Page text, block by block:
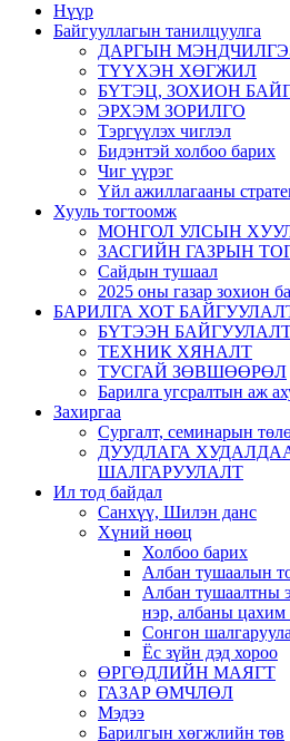
Нүүр
Байгууллагын танилцуулга
ДАРГЫН
ТҮҮХЭН ХӨГЖИЛ
БҮТЭЦ, ЗОХИОН
ЭРХЭМ ЗОРИЛГО
Тэргүүлэх чиглэл
Бидэнтэй холбоо барих
Чиг үүрэг
Үйл ажиллагааны
Хууль тогтоомж
МОНГОЛ УЛСЫН
ЗАСГИЙН ГАЗРЫН
Сайдын тушаал
2025 оны газар зохион
БАРИЛГА ХОТ
БҮТЭЭН
ТЕХНИК ХЯНАЛТ
ТУСГАЙ ЗӨВШӨӨРӨЛ
Барилга угсралтын аж
Захиргаа
Сургалт, семинарын
ДУУДЛАГА
ШАЛГАРУУЛАЛТ
Ил тод байдал
Санхүү, Шилэн данс
Хүний нөөц
Холбоо барих
Албан тушаалын
Албан тушаалтны
нэр, албаны
Сонгон
Ёс зүйн дэд хороо
ӨРГӨДЛИЙН МАЯГТ
ГАЗАР ӨМЧЛӨЛ
Мэдээ
Барилгын хөгжлийн төв